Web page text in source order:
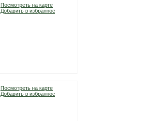
Посмотреть на карте
Добавить в избранное
Посмотреть на карте
Добавить в избранное